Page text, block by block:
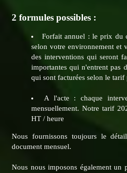
2 formules possibles :
Forfait annuel : le prix du
selon votre environnement et
des interventions qui seront
importantes qui n'entrent pas
qui sont facturées selon le
A l'acte : chaque
mensuellement. Notre tarif
HT / heure
Nous fournissons toujours le
document mensuel.
Nous nous imposons également un